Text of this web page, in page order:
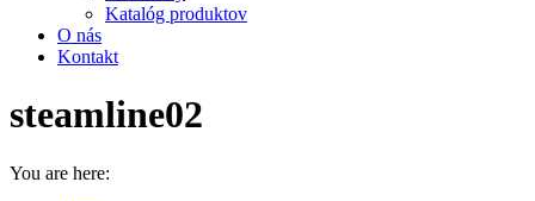
Katalóg produktov
O nás
Kontakt
steamline02
You are here: